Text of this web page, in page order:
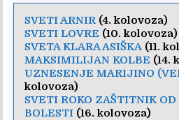
SVETI ARNIR(4. kolovoza)
SVETI LOVRE (10. kolovoza)
SVETA KLARA ASIŠKA (11.
MAKSIMILIJAN KOLBE (14.
UZNESENJE MARIJINO
kolovoza)
SVETI ROKO ZAŠTITNIK
BOLESTI (16. kolovoza)